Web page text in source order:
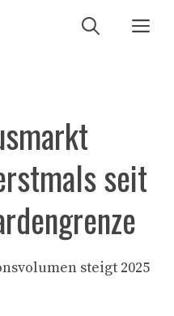
seit
steigt 2025